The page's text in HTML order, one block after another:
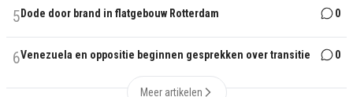
5 Dode door brand in flatgebouw Rotterdam 0
6Venezuela en oppositie beginnen gesprekken over transitie 0
Meer artikelen